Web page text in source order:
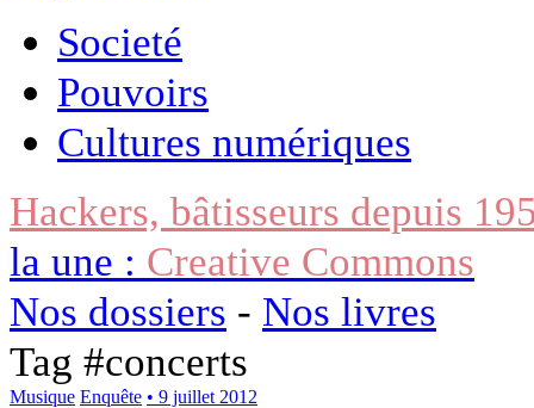
Societé
Pouvoirs
Cultures numériques
Hackers, bâtisseurs depuis
la une : Creative Commons
Nos dossiers - Nos livres
Tag #concerts
Musique Enquête • 9 juillet 2012